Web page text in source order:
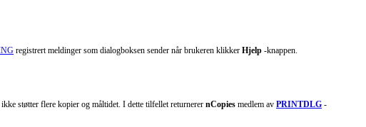
registrert meldinger som dialogboksen sender når brukeren klikker Hjelp -knappen.
støtter flere kopier og måltidet. I dette tilfellet returnerer nCopies medlem av PRINTDLG -